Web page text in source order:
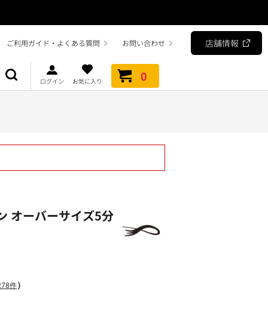
ご利用ガイド・よくある質問 お問い合わせ 店舗情報
ログイン お気に入り 0
オーバーサイズ5分
件）